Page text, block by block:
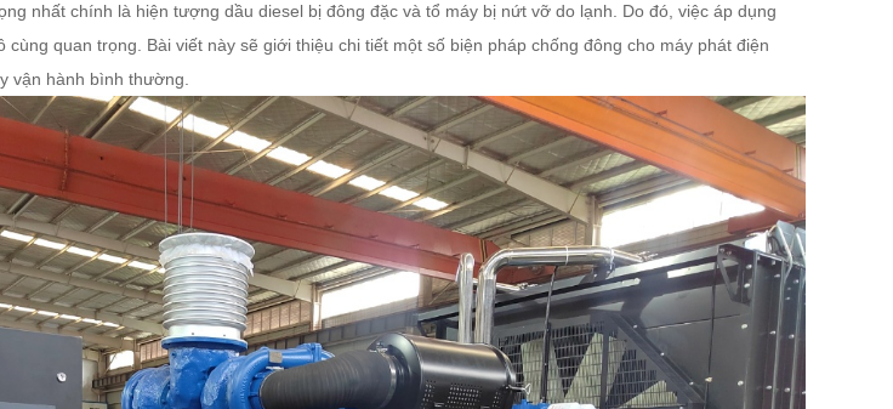
nhất chính là hiện tượng dầu diesel bị đông đặc và tổ máy bị nứt vỡ do lạnh. Do đó, việc áp dụng
quan trọng. Bài viết này sẽ giới thiệu chi tiết một số biện pháp chống đông cho máy phát điện
vận hành bình thường.